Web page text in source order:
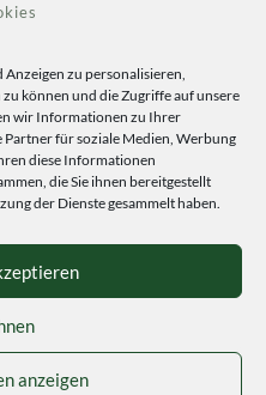
zu personalisieren,
können und die Zugriffe auf unsere
wir Informationen zu Ihrer
für soziale Medien, Werbung
diese Informationen
die Sie ihnen bereitgestellt
der Dienste gesammelt haben.
anzeigen
All Rights Reserved.